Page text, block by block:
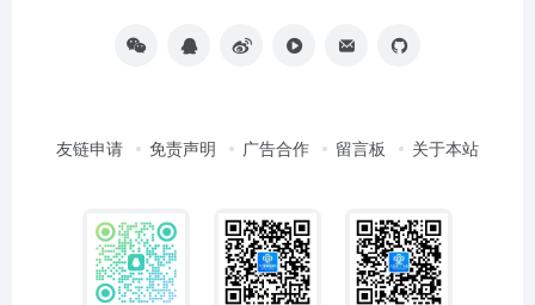
友链申请 免责声明 广告合作 留言板 关于本站